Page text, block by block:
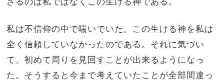
私は不信仰の中で喘いでいた。この生ける神を私は
全く信頼していなかったのである。それに気づい
て、初めて周りを見回すことが出来るようになっ
た。そうすると今まで考えていたことが全部間違っ